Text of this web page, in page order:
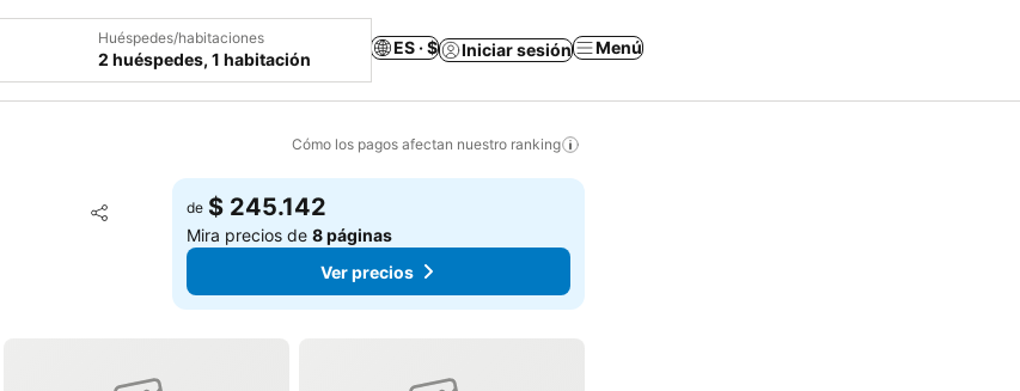
Huéspedes/habitaciones
2 huéspedes, 1 habitación
ES · $ Iniciar sesión Menú
Cómo los pagos afectan nuestro ranking
Compartir
Agregar a favoritos
de $ 245.142
Mira precios de8 páginas
Ver precios